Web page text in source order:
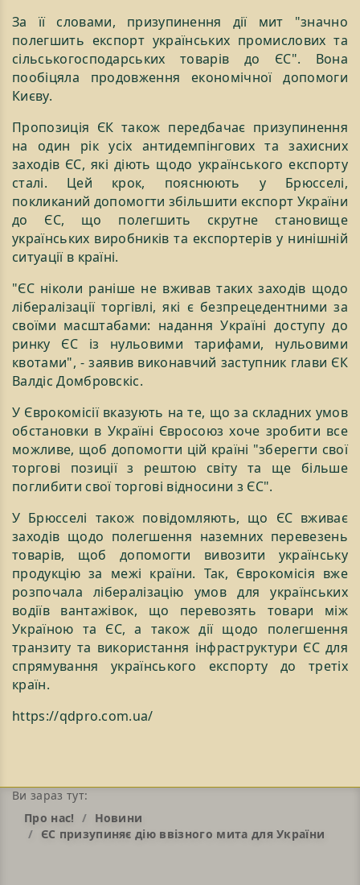
За її словами, призупинення дії мит "значно
полегшить експорт українських промислових та
сільськогосподарських товарів до ЄС". Вона
пообіцяла продовження економічної допомоги
Києву.
Пропозиція ЄК також передбачає призупинення
на один рік усіх антидемпінгових та захисних
заходів ЄС, які діють щодо українського експорту
сталі. Цей крок, пояснюють у Брюсселі,
покликаний допомогти збільшити експорт України
до ЄС, що полегшить скрутне становище
українських виробників та експортерів у нинішній
ситуації в країні.
"ЄС ніколи раніше не вживав таких заходів щодо
лібералізації торгівлі, які є безпрецедентними за
своїми масштабами: надання Україні доступу до
ринку ЄС із нульовими тарифами, нульовими
квотами", - заявив виконавчий заступник глави ЄК
Валдіс Домбровскіс.
У Єврокомісії вказують на те, що за складних умов
обстановки в Україні Євросоюз хоче зробити все
можливе, щоб допомогти цій країні "зберегти свої
торгові позиції з рештою світу та ще більше
поглибити свої торгові відносини з ЄС".
У Брюсселі також повідомляють, що ЄС вживає
заходів щодо полегшення наземних перевезень
товарів, щоб допомогти вивозити українську
продукцію за межі країни. Так, Єврокомісія вже
розпочала лібералізацію умов для українських
водіїв вантажівок, що перевозять товари між
Україною та ЄС, а також дії щодо полегшення
транзиту та використання інфраструктури ЄС для
спрямування українського експорту до третіх
країн.
https://qdpro.com.ua/
Ви зараз тут:
Про нас!
Новини
ЄС призупиняє дію ввізного мита для України